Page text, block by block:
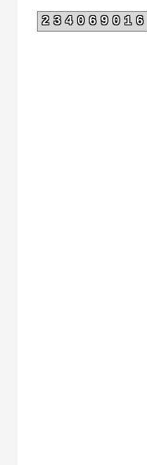
234069016